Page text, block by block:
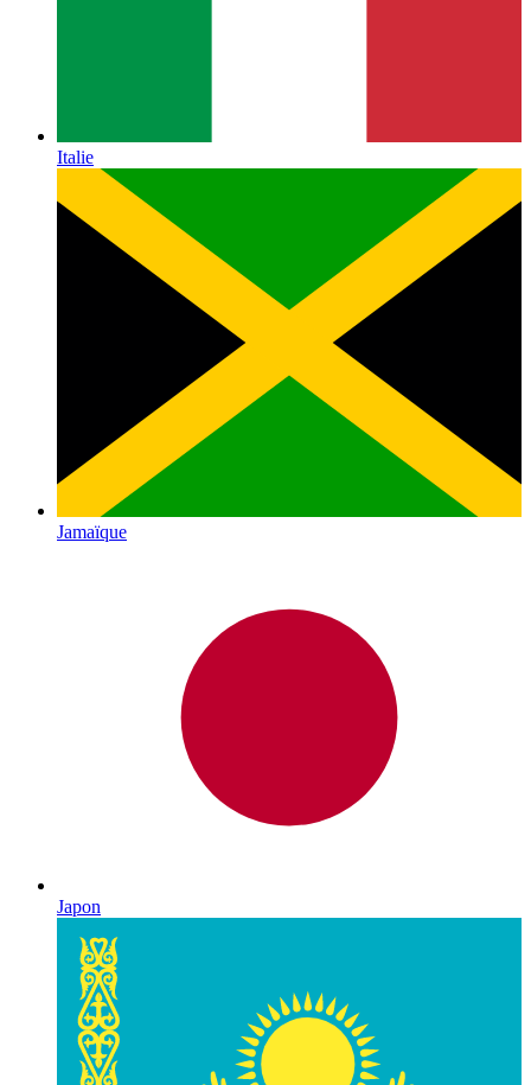
Italie
Jamaïque
Japon